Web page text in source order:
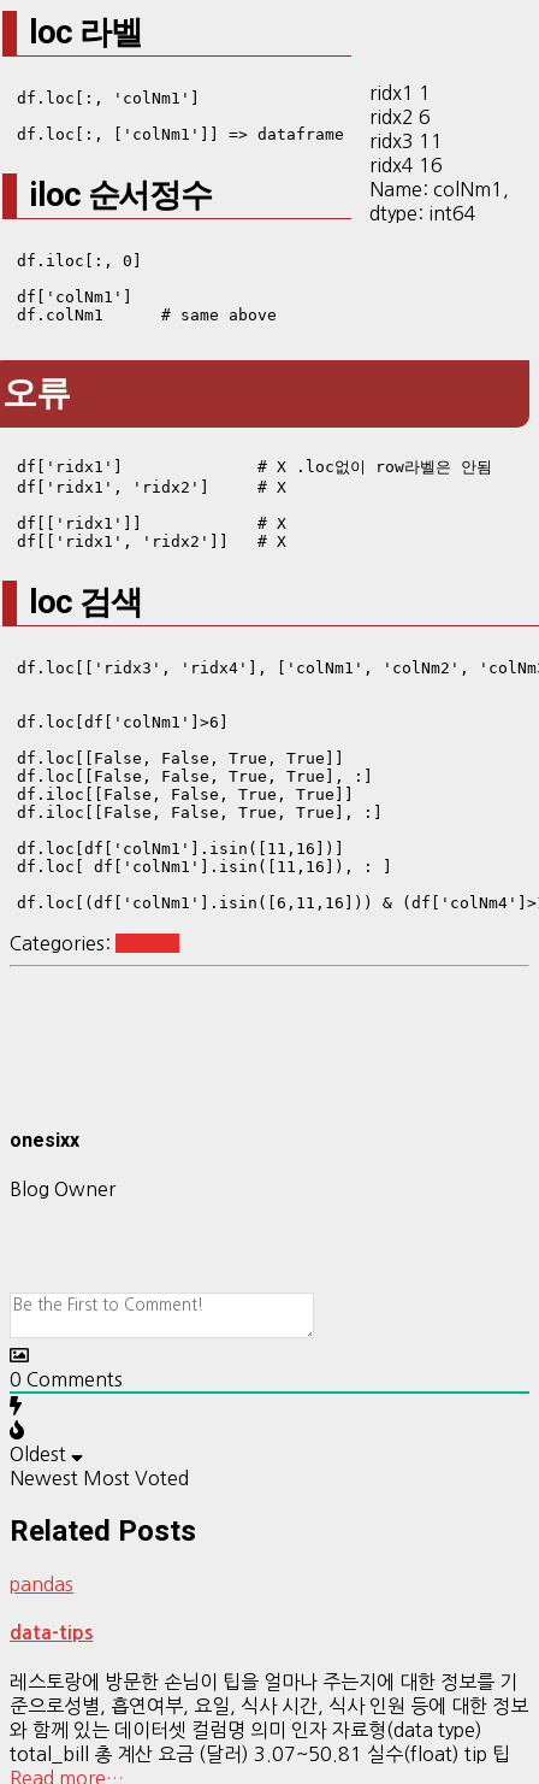
loc 라벨
df.loc[:, 'colNm1']
df.loc[:, ['colNm1']] => dataframe
iloc 순서정수
df.iloc[:, 0]
df['colNm1']
df.colNm1      # same above
ridx1 1
ridx2 6
ridx3 11
ridx4 16
Name: colNm1,
dtype: int64
오류
df['ridx1']              # X .loc없이 row라벨은 안됨
df['ridx1', 'ridx2']     # X
df[['ridx1']]            # X
df[['ridx1', 'ridx2']]   # X
loc 검색
df.loc[['ridx3', 'ridx4'], ['colNm1', 'colNm2',
df.loc[df['colNm1']>6]
df.loc[[False, False, True, True]]
df.loc[[False, False, True, True], :]
df.iloc[[False, False, True, True]]
df.iloc[[False, False, True, True], :]
df.loc[df['colNm1'].isin([11,16])]
df.loc[ df['colNm1'].isin([11,16]), : ]
df.loc[(df['colNm1'].isin([6,11,16])) &
Categories:
onesixx
Blog Owner
0 Comments
Oldest
Newest Most Voted
Related Posts
pandas
data-tips
레스토랑에 방문한 손님이 팁을 얼마나 주는지에 대한 정보를 기
준으로성별, 흡연여부, 요일, 식사 시간, 식사 인원 등에 대한 정보
와 함께 있는 데이터셋 컬럼명 의미 인자 자료형(data type)
total_bill 총 계산 요금 (달러) 3.07~50.81 실수(float) tip 팁
Read more…